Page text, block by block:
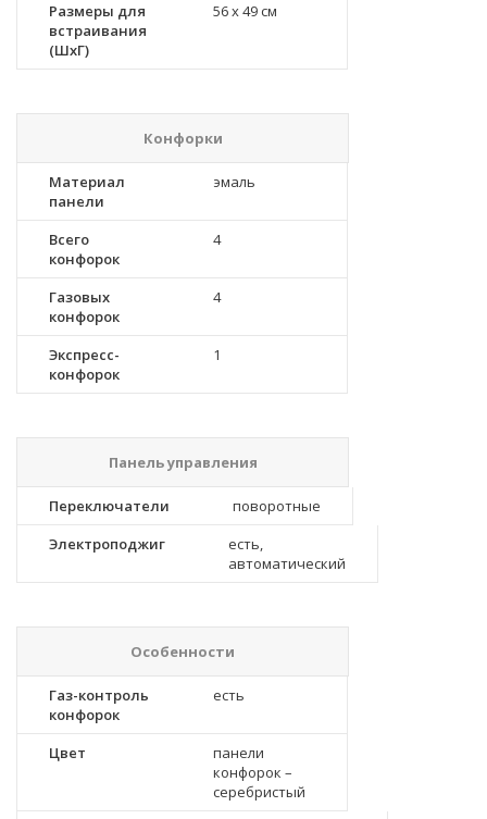
Размеры для
встраивания
(ШхГ)
56 x 49 см
Конфорки
Материал
панели
эмаль
Всего
конфорок
4
Газовых
конфорок
4
Экспресс-
конфорок
1
Панель управления
Переключатели
поворотные
Электроподжиг
есть,
автоматический
Особенности
Газ-контроль
конфорок
есть
Цвет
панели
конфорок –
серебристый